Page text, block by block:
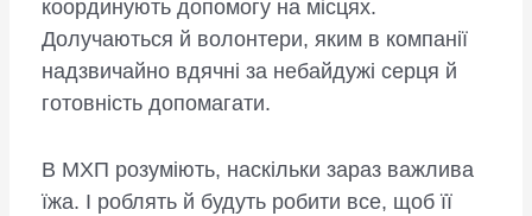
координують допомогу на місцях.
Долучаються й волонтери, яким в компанії
надзвичайно вдячні за небайдужі серця й
готовність допомагати.
В МХП розуміють, наскільки зараз важлива
їжа. І роблять й будуть робити все, щоб її